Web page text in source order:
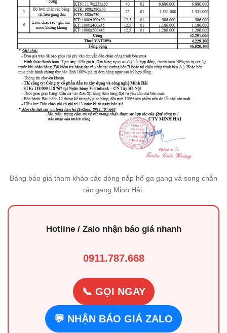
Bảng báo giá tham khảo các dòng nắp hố ga gang và song chắn
rác gang Minh Hải.
Hotline / Zalo nhận báo giá nhanh
0911.787.668
📞 GỌI NGAY
💬 NHẬN BÁO GIÁ ZALO